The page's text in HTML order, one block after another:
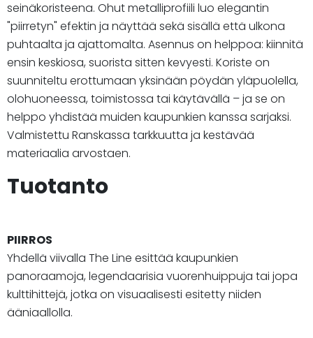
seinäkoristeena. Ohut metalliprofiili luo elegantin
"piirretyn" efektin ja näyttää sekä sisällä että ulkona
puhtaalta ja ajattomalta. Asennus on helppoa: kiinnitä
ensin keskiosa, suorista sitten kevyesti. Koriste on
suunniteltu erottumaan yksinään pöydän yläpuolella,
olohuoneessa, toimistossa tai käytävällä – ja se on
helppo yhdistää muiden kaupunkien kanssa sarjaksi.
Valmistettu Ranskassa tarkkuutta ja kestävää
materiaalia arvostaen.
Tuotanto
PIIRROS
Yhdellä viivalla The Line esittää kaupunkien
panoraamoja, legendaarisia vuorenhuippuja tai jopa
kulttihittejä, jotka on visuaalisesti esitetty niiden
ääniaallolla.